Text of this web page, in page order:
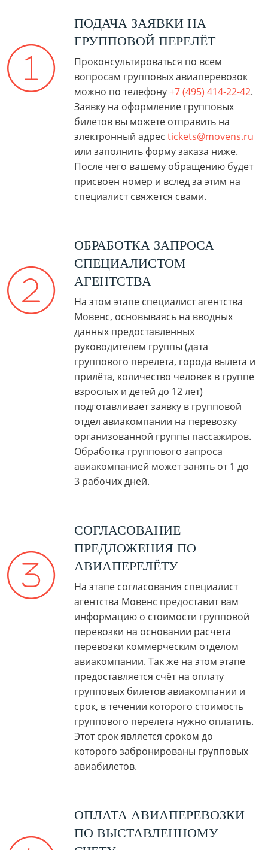
ПОДАЧА ЗАЯВКИ НА
ГРУППОВОЙ ПЕРЕЛЁТ
Проконсультироваться по всем
вопросам групповых авиаперевозок
можно по телефону+7 (495) 414-22-42.
Заявку на оформление групповых
билетов вы можете отправить на
электронный адрес tickets@movens.ru
или заполнить форму заказа ниже.
После чего вашему обращению будет
присвоен номер и вслед за этим на
специалист свяжется свами.
ОБРАБОТКА ЗАПРОСА
СПЕЦИАЛИСТОМ
АГЕНТСТВА
На этом этапе специалист агентства
Мовенс, основываясь на вводных
данных предоставленных
руководителем группы (дата
группового перелета, города вылета и
прилёта, количество человек в группе
взрослых и детей до 12 лет)
подготавливает заявку в групповой
отдел авиакомпании на перевозку
организованной группы пассажиров.
Обработка группового запроса
авиакомпанией может занять от 1 до
3 рабочих дней.
СОГЛАСОВАНИЕ
ПРЕДЛОЖЕНИЯ ПО
АВИАПЕРЕЛЁТУ
На этапе согласования специалист
агентства Мовенс предоставит вам
информацию о стоимости групповой
перевозки на основании расчета
перевозки коммерческим отделом
авиакомпании. Так же на этом этапе
предоставляется счёт на оплату
групповых билетов авиакомпании и
срок, в течении которого стоимость
группового перелета нужно оплатить.
Этот срок является сроком до
которого забронированы групповых
авиабилетов.
ОПЛАТА АВИАПЕРЕВОЗКИ
ПО ВЫСТАВЛЕННОМУ